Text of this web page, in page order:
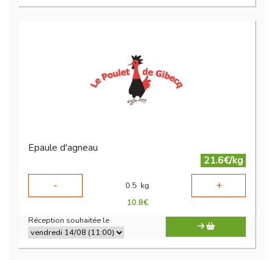
Epaule d'agneau
21.6€/kg
-
0.5 kg +
10.8€
Réception souhaitée le